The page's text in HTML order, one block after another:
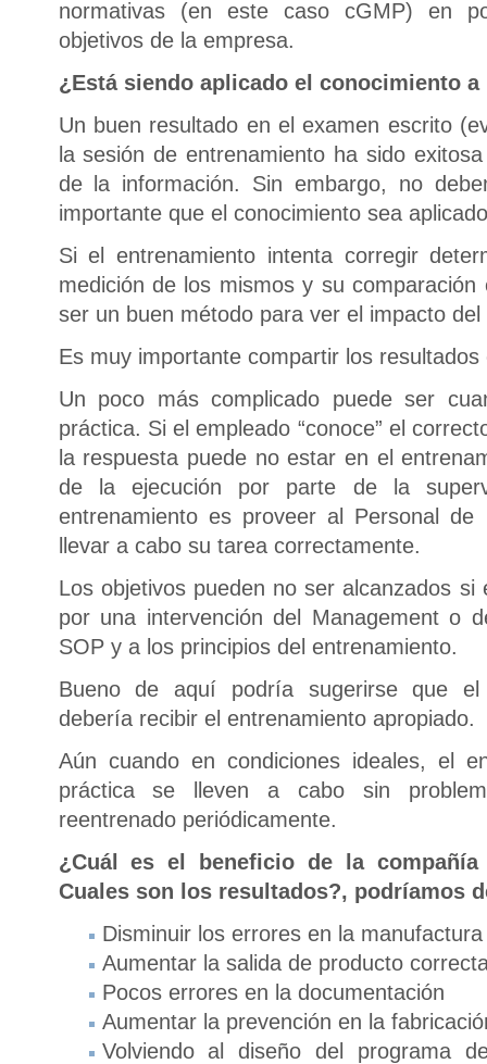
normativas (en este caso cGMP) en
objetivos de la empresa.
¿Está siendo aplicado el conocimiento a
Un buen resultado en el examen escrito
la sesión de entrenamiento ha sido
de la información. Sin embargo, no
importante que el conocimiento sea
Si el entrenamiento intenta corregir
medición de los mismos y su
ser un buen método para ver el impacto
Es muy importante compartir los resultados
Un poco más complicado puede ser
práctica. Si el empleado “conoce” el
la respuesta puede no estar en el
de la ejecución por parte de la
entrenamiento es proveer al Personal de
llevar a cabo su tarea correctamente.
Los objetivos pueden no ser alcanzados si
por una intervención del Management o
SOP y a los principios del entrenamiento.
Bueno de aquí podría sugerirse que el
debería recibir el entrenamiento apropiado.
Aún cuando en condiciones ideales, el
práctica se lleven a cabo sin
reentrenado periódicamente.
¿Cuál es el beneficio de la compañía
Cuales son los resultados?, podríamos
Disminuir los errores en la manufactura
Aumentar la salida de producto
Pocos errores en la documentación
Aumentar la prevención en la
Volviendo al diseño del programa